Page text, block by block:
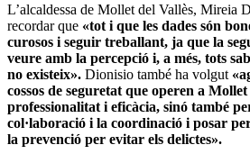
L’alcaldessa de Mollet del Vallès, Mireia
recordar que «tot i que les dades són
curosos i seguir treballant, ja que la
veure amb la percepció i, a més, tots
no existeix». Dionisio també ha volgut
cossos de seguretat que operen a
professionalitat i eficàcia, sinó també
col·laboració i la coordinació i posar
la prevenció per evitar els delictes».